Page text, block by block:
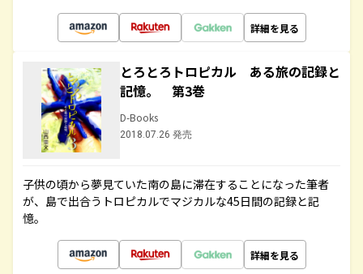
詳細を見る
とろとろトロピカル ある旅の記録と
記憶。 第3巻
D-Books
2018.07.26 発売
子供の頃から夢見ていた南の島に滞在することになった筆者
が、島で出合うトロピカルでマジカルな45日間の記録と記
憶。
詳細を見る